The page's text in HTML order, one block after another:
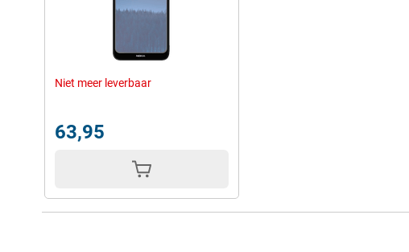
Niet meer leverbaar
63,95